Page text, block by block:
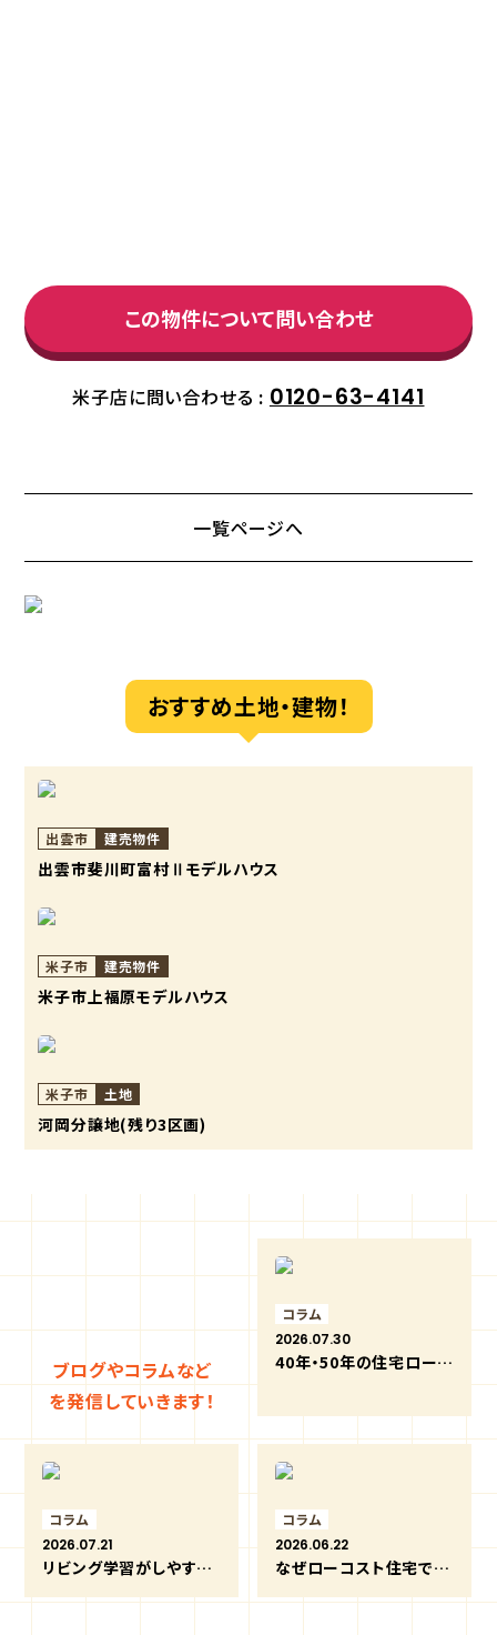
この物件について問い合わせ
米子店に問い合わせる : 0120-63-4141
一覧ページへ
おすすめ土地・建物！
出雲市 建売物件
出雲市斐川町富村Ⅱモデルハウス
米子市 建売物件
米子市上福原モデルハウス
米子市 土地
河岡分譲地(残り3区画)
ブログやコラムなど
を発信していきます！
コラム
2026.07.30
40年・50年の住宅ローンは何歳まで組める？超長期返済のメリットと注意点
コラム
2026.07.21
リビング学習がしやすい間取りと家づくりのポイント
コラム
2026.06.22
なぜローコスト住宅でも安心できるの？価格を抑えながら良い家づくりができる理由